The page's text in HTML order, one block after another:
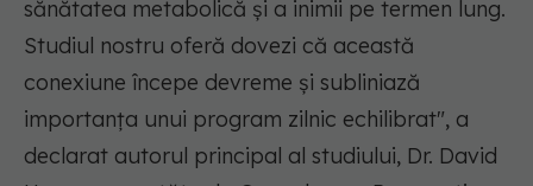
sănătatea metabolică și a inimii pe termen lung.
Studiul nostru oferă dovezi că această
conexiune începe devreme și subliniază
importanța unui program zilnic echilibrat", a
declarat autorul principal al studiului, Dr. David